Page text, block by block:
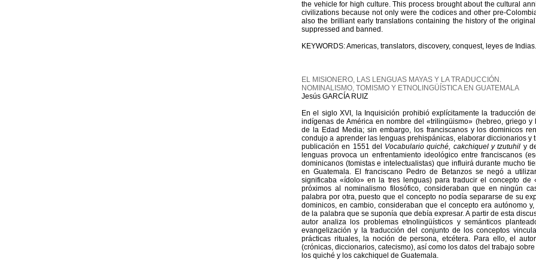
the vehicle for high culture. This process brought about the cultural
civilizations because not only were the codices and other pre-
also the brilliant early translations containing the history of the
suppressed and banned.
KEYWORDS: Americas, translators, discovery, conquest, leyes de Indias.
EL MISIONERO, LAS LENGUAS MAYAS Y LA TRADUCCIÓN.
NOMINALISMO, TOMISMO Y ETNOLINGÜÍSTICA EN GUATEMALA
Jesús GARCÍA RUIZ
En el siglo XVI, la Inquisición prohibió explícitamente la traducción
indígenas de América en nombre del «trilingüismo» (hebreo, griego
de la Edad Media; sin embargo, los franciscanos y los dominicos
condujo a aprender las lenguas prehispánicas, elaborar diccionarios y
publicación en 1551 del Vocabulario quiché, cakchiquel y tzutuhil y
lenguas provoca un enfrentamiento ideológico entre franciscanos
dominicanos (tomistas e intelectualistas) que influirá durante mucho
en Guatemala. El franciscano Pedro de Betanzos se negó a
significaba «ídolo» en la tres lenguas) para traducir el concepto de
próximos al nominalismo filosófico, consideraban que en ningún
palabra por otra, puesto que el concepto no podía separarse de su
dominicos, en cambio, consideraban que el concepto era autónomo
de la palabra que se suponía que debía expresar. A partir de esta
autor analiza los problemas etnolingüísticos y semánticos
evangelización y la traducción del conjunto de los conceptos
prácticas rituales, la noción de persona, etcétera. Para ello, el
(crónicas, diccionarios, catecismo), así como los datos del trabajo
los quiché y los cakchiquel de Guatemala.